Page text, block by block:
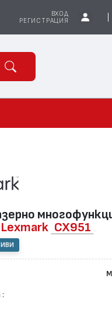
ВХОД
РЕГИСТРАЦИЯ
Lexmark CX951
: